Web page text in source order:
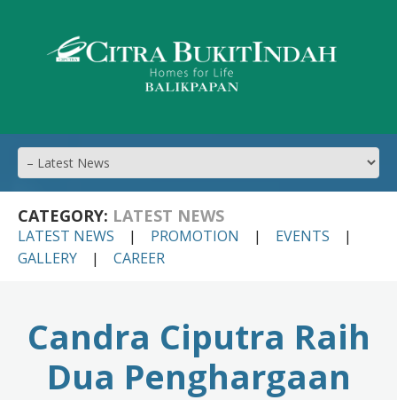
CATEGORY: LATEST NEWS
LATEST NEWS PROMOTION
EVENTS
GALLERY
CAREER
Candra Ciputra Raih
Dua Penghargaan